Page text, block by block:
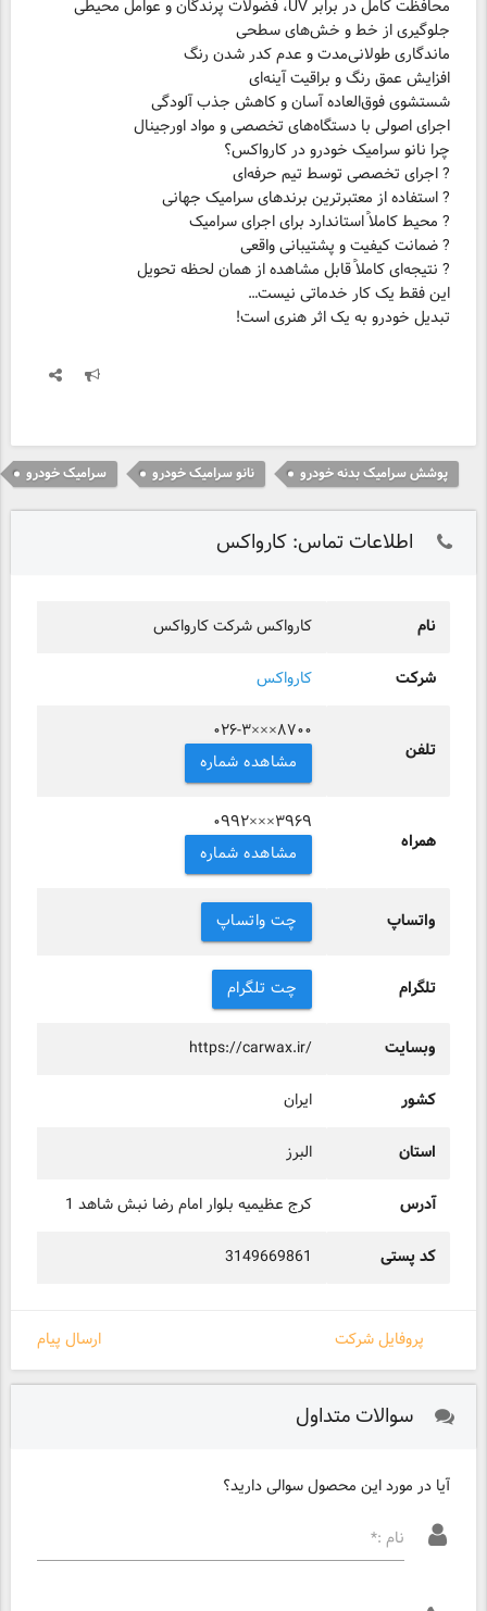
اجرای اصولی با دستگاه‌های تخصصی و مواد اورجینال
چرا نانو سرامیک خودرو در کارواکس؟
? اجرای تخصصی توسط تیم حرفه‌ای
? استفاده از معتبرترین برندهای سرامیک جهانی
? محیط کاملاً استاندارد برای اجرای سرامیک
? ضمانت کیفیت و پشتیبانی واقعی
? نتیجه‌ای کاملاً قابل مشاهده از همان لحظه تحویل
این فقط یک کار خدماتی نیست…
تبدیل خودرو به یک اثر هنری است!
پوشش سرامیک بدنه خودرو نانو سرامیک خودرو سرامیک خودرو
اطلاعات تماس: کارواکس
نام کارواکس شرکت کارواکس
شرکت کارواکس
تلفن
۰۲۶-۳×××۸۷۰۰
مشاهده شماره
همراه
۰۹۹۲×××۳۹۶۹
مشاهده شماره
واتساپ چت واتساپ
تلگرام چت تلگرام
وبسایت https://carwax.ir/
کشور ایران
استان البرز
آدرس کرج عظیمیه بلوار امام رضا نبش شاهد 1
کد پستی 3149669861
ارسال پیام پروفایل شرکت
سوالات متداول
آیا در مورد این محصول سوالی دارید؟
نام :*